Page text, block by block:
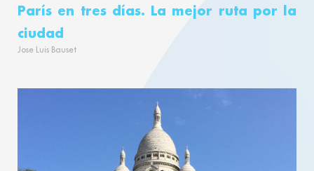
París en tres días. La mejor ruta por la
ciudad
Jose Luis Bauset